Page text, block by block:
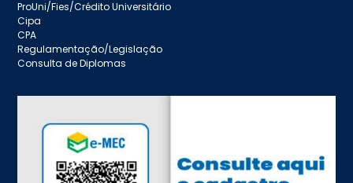
ProUni/Fies/Crédito Universitário
Cipa
CPA
Regulamentação/Legislação
Consulta de Diplomas